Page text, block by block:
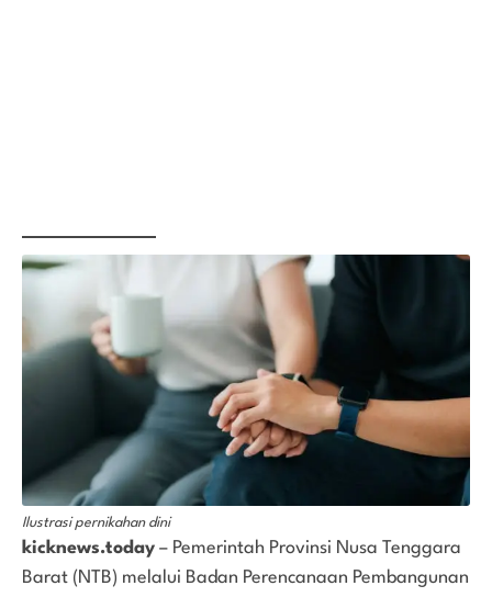
Ilustrasi pernikahan dini
kicknews.today – Pemerintah Provinsi Nusa Tenggara
Barat (NTB) melalui Badan Perencanaan Pembangunan